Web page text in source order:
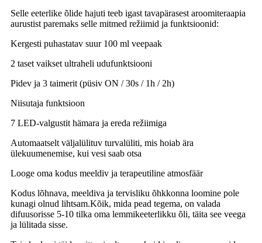
Selle eeterlike õlide hajuti teeb igast tavapärasest aroomiteraapia
aurustist paremaks selle mitmed režiimid ja funktsioonid:
Kergesti puhastatav suur 100 ml veepaak
2 taset vaikset ultraheli udufunktsiooni
Pidev ja 3 taimerit (püsiv ON / 30s / 1h / 2h)
Niisutaja funktsioon
7 LED-valgustit hämara ja ereda režiimiga
Automaatselt väljalülituv turvalüliti, mis hoiab ära
ülekuumenemise, kui vesi saab otsa
Looge oma kodus meeldiv ja terapeutiline atmosfäär
Kodus lõhnava, meeldiva ja tervisliku õhkkonna loomine pole
kunagi olnud lihtsam.Kõik, mida pead tegema, on valada
difuusorisse 5-10 tilka oma lemmikeeterlikku õli, täita see veega
ja lülitada sisse.